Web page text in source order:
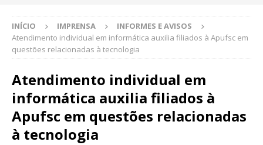
INÍCIO IMPRENSA
INFORMES E AVISOS
Atendimento individual em informática auxilia filiados à Apufsc em
questões relacionadas à tecnologia
Atendimento individual em
informática auxilia filiados à
Apufsc em questões relacionadas
à tecnologia